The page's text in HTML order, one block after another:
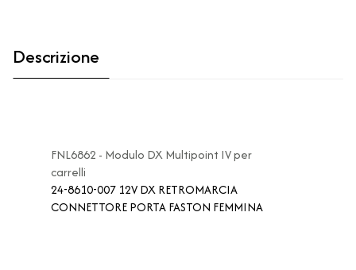
Descrizione
FNL6862 - Modulo DX Multipoint IV per
carrelli
24-8610-007 12V DX RETROMARCIA
CONNETTORE PORTA FASTON FEMMINA